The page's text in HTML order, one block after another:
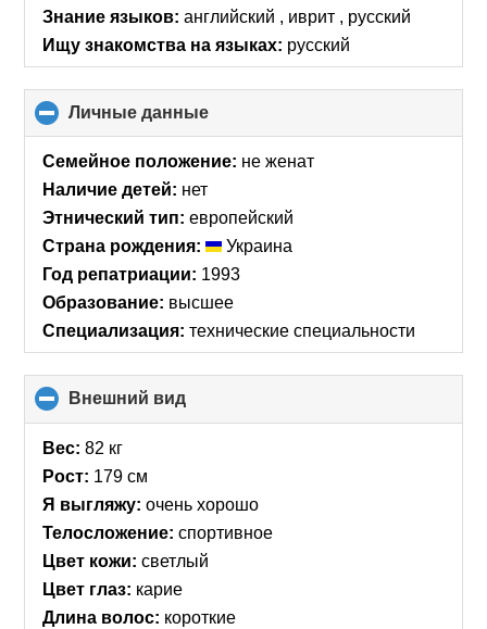
collapse
contents
Знание языков: английский , иврит , русский
Ищу знакомства на языках: русский
Личные данные
to
collapse
Семейное положение: не женат
Наличие детей: нет
Этнический тип: европейский
Страна рождения:
Украина
Год репатриации: 1993
Образование: высшее
Специализация: технические специальности
Внешний вид
to
Вес: 82 кг
Рост: 179 см
Я выгляжу: очень хорошо
Телосложение: спортивное
Цвет кожи: светлый
Цвет глаз: карие
Длина волос: короткие